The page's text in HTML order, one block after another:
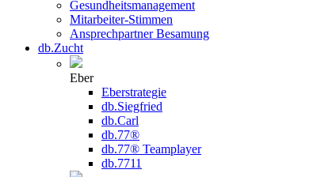
Gesundheitsmanagement
Mitarbeiter-Stimmen
Ansprechpartner Besamung
db.Zucht
Eber
Eberstrategie
db.Siegfried
db.Carl
db.77®
db.77® Teamplayer
db.7711